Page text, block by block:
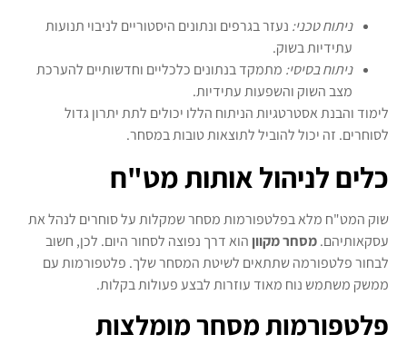
ניתוח טכני: נעזר בגרפים ונתונים היסטוריים לניבוי תנועות
עתידיות בשוק.
ניתוח בסיסי: מתמקד בנתונים כלכליים וחדשותיים להערכת
מצב השוק והשפעות עתידיות.
לימוד והבנת אסטרטגיות הניתוח הללו יכולים לתת יתרון גדול
לסוחרים. זה יכול להוביל לתוצאות טובות במסחר.
כלים לניהול אותות מט"ח
שוק המט"ח מלא בפלטפורמות מסחר שמקלות על סוחרים לנהל את
עסקאותיהם.מסחר מקווןהוא דרך נפוצה לסחור היום. לכן, חשוב
לבחור פלטפורמה שתתאים לשיטת המסחר שלך. פלטפורמות עם
ממשק משתמש נוח מאוד עוזרות לבצע פעולות בקלות.
פלטפורמות מסחר מומלצות